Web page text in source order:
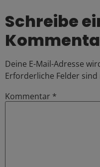
Schreibe
Deine E-Mail-Adresse
Erforderliche Felder
Kommentar *